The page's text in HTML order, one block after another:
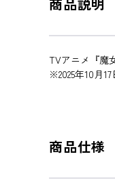
TVアニメ『魔
※2025年10月
商品仕様